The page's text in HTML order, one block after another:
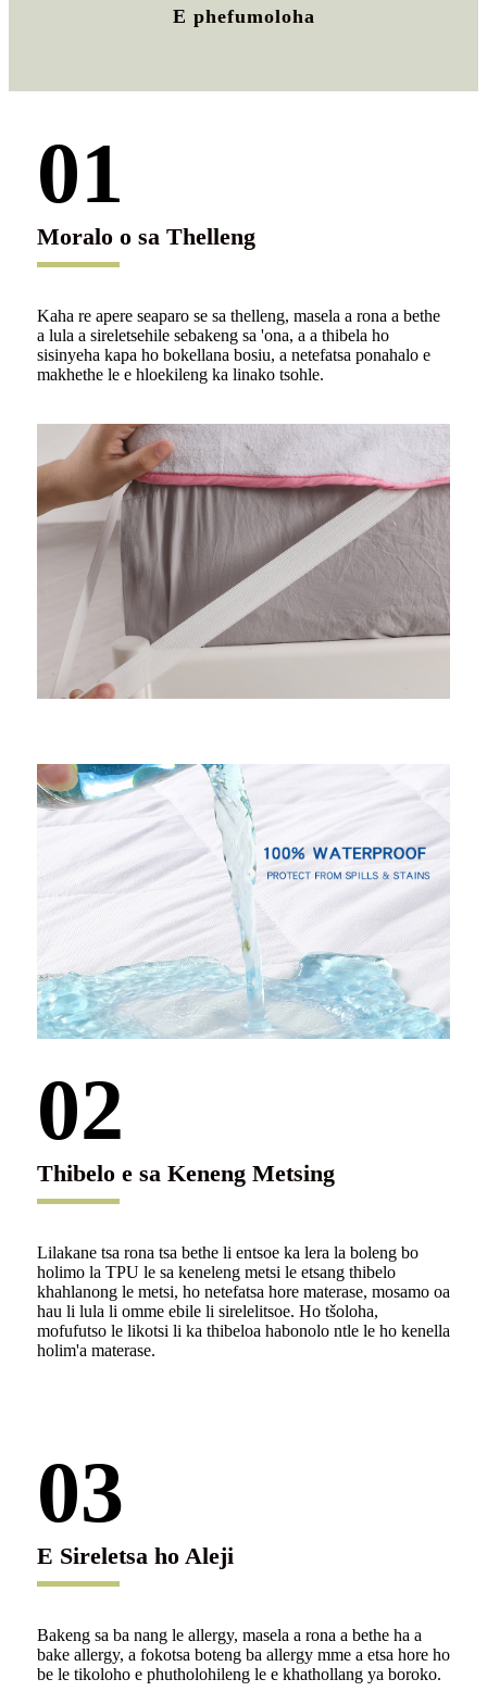
E phefumoloha
01
Moralo o sa Thelleng
Kaha re apere seaparo se sa thelleng, masela a rona a bethe
a lula a sireletsehile sebakeng sa 'ona, a a thibela ho
sisinyeha kapa ho bokellana bosiu, a netefatsa ponahalo e
makhethe le e hloekileng ka linako tsohle.
02
Thibelo e sa Keneng Metsing
Lilakane tsa rona tsa bethe li entsoe ka lera la boleng bo
holimo la TPU le sa keneleng metsi le etsang thibelo
khahlanong le metsi, ho netefatsa hore materase, mosamo oa
hau li lula li omme ebile li sirelelitsoe. Ho tšoloha,
mofufutso le likotsi li ka thibeloa habonolo ntle le ho kenella
holim'a materase.
03
E Sireletsa ho Aleji
Bakeng sa ba nang le allergy, masela a rona a bethe ha a
bake allergy, a fokotsa boteng ba allergy mme a etsa hore ho
be le tikoloho e phutholohileng le e khathollang ya boroko.